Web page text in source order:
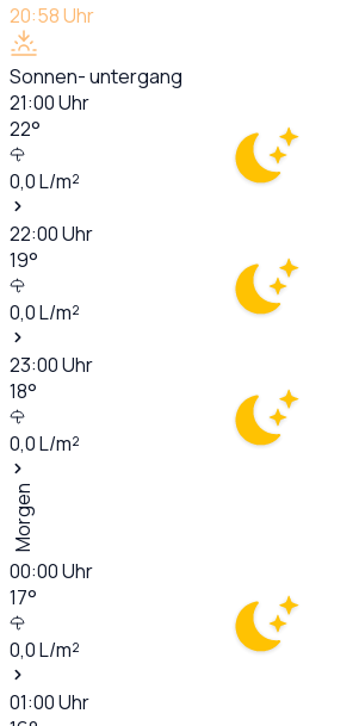
20:58Uhr
Sonnen- untergang
21:00Uhr
22°
0,0L/m²
22:00Uhr
19°
0,0L/m²
23:00Uhr
18°
0,0L/m²
Morgen
00:00Uhr
17°
0,0L/m²
01:00Uhr